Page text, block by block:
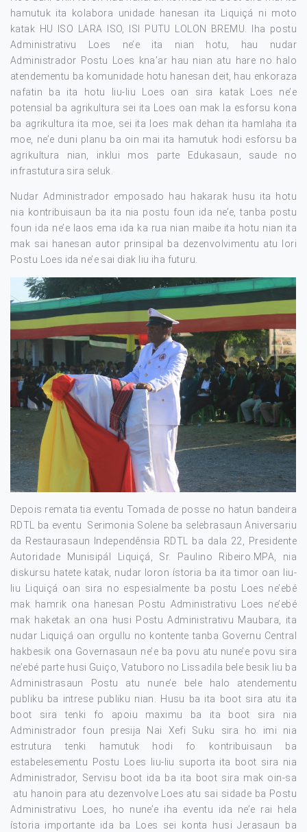
hamutuk ita kolabora unidade hanesan ita Liquiçá ni moto
katak HU ISO LARA ISO, ISI PUTU LOLON BREMU. Iha postu
Administrativu Loes ne’e ita nian hotu, hau nudar
Administrador Postu Loes kna’ar hau nian atu hare no halo
atendementu ba komunidade hotu hanesan deit, hau enkoraza
nafatin ba ita hotu liu-liu Loes oan sira katak Loes ne’e
potensial ba agrikultura sei ita Loes oan mak la esforsu kona
ba agrikultura ita moe, sei ita loes mak dehan ita hamlaha ita
moe, ne’e duni planu ba oin mai ita hamutuk hodi esforsu ba
agrikultura nian, inklui mos parte Edukasaun, saude no
infrastutura sira seluk.
Nudar Administrador emposado hau hakarak husu ita hotu
nia kontribuisaun ba ita nia postu foun ida ne’e, tanba postu
foun ida ne’e laos ema ida ka rua nian maibe ita hotu nian ita
mak sai hanesan autor prinsipal ba dezenvolvimentu atu lori
Postu Loes ida ne’e sai diak liu iha futuru.
Depois remata tia eventu Tomada de posse no hatun bandeira
RDTL ba eventu Serimonia Solene ba selebrasaun Aniversariu
da Restaurasaun Independênsia RDTL ba dala 22, Presidente
Autoridade Munisipál Liquiçá, Sr. Paulino Ribeiro.MPA, nia
diskursu hatete katak, nudar loron ístoria ba ita timor oan liu-
liu Liquiçá oan sira no espesialmente ba postu Loes ne’ebé
mak hamrik ona hanesan Postu Administrativu Loes ne’ebé
mak haketak an ona husi Postu Administrativu Maubara, ita
nudar Liquiçá oan orgullu no kontente tanba Governu Central
hakbesik ona Governasaun ne’e ba povu atu nune’e povu sira
ne’ebé parte husi Guiço, Vatuboro no Lissadila bele besik liu ba
Administrasaun Postu atu nune’e bele halo atendementu
publiku ba intrese publiku nian. Husu ba ita boot sira atu ita
boot sira tenki fo apoiu maximu ba ita boot sira nia
Administrador foun presija Nai Xefi Suku sira ho imi nia
estrutura tenki hamutuk hodi fo kontribuisaun ba
estabelesementu Postu Loes liu-liu suporta ita boot sira nia
Administrador, Servisu boot ida ba ita boot sira mak oin-sa
atu hanoin para atu dezenvolve Loes atu sai sidade ba Postu
Administrativu Loes, ho nune’e iha eventu ida ne’e rai hela
ístoria importante ida ba Loes sei konta husi Jerasaun ba